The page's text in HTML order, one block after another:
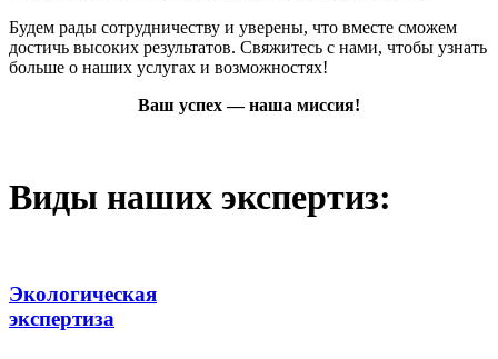
Будем рады сотрудничеству и уверены, что вместе сможем
достичь высоких результатов. Свяжитесь с нами, чтобы узнать
больше о наших услугах и возможностях!
Ваш успех — наша миссия!
Виды наших экспертиз:
Экологическая
экспертиза